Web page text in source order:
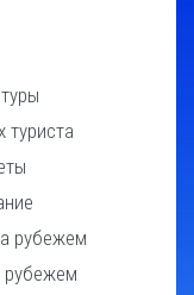
туриста
рубежем
рубежем